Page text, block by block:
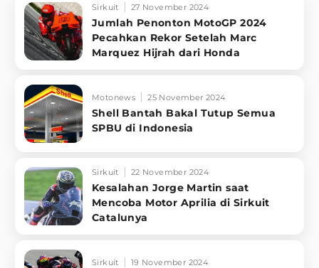
Sirkuit 27 November 2024
Jumlah Penonton MotoGP 2024
Pecahkan Rekor Setelah Marc
Marquez Hijrah dari Honda
Motonews 25 November 2024
Shell Bantah Bakal Tutup Semua
SPBU di Indonesia
Sirkuit 22 November 2024
Kesalahan Jorge Martin saat
Mencoba Motor Aprilia di Sirkuit
Catalunya
Sirkuit 19 November 2024